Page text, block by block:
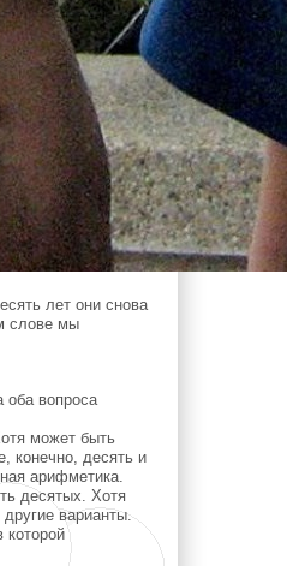
лет они снова
слове мы
оба вопроса
может быть
конечно, десять и
арифметика.
десятых. Хотя
варианты.
которой